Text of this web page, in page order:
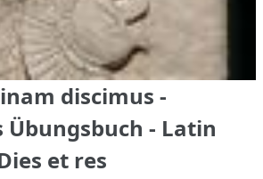
discimus -
Übungsbuch - Latin
et res